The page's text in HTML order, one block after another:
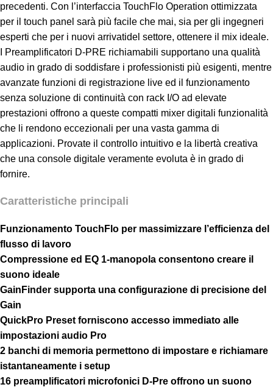
precedenti. Con l’interfaccia TouchFlo Operation ottimizzata
per il touch panel sarà più facile che mai, sia per gli ingegneri
esperti che per i nuovi arrivati​​del settore, ottenere il mix ideale.
I Preamplificatori D-PRE richiamabili supportano una qualità
audio in grado di soddisfare i professionisti più esigenti, mentre
avanzate funzioni di registrazione live ed il funzionamento
senza soluzione di continuità con rack I/O ad elevate
prestazioni offrono a queste compatti mixer digitali funzionalità
che li rendono eccezionali per una vasta gamma di
applicazioni. Provate il controllo intuitivo e la libertà creativa
che una console digitale veramente evoluta è in grado di
fornire.
Caratteristiche principali
Funzionamento TouchFlo per massimizzare l’efficienza del
flusso di lavoro
Compressione ed EQ 1-manopola consentono creare il
suono ideale
GainFinder supporta una configurazione di precisione del
Gain
QuickPro Preset forniscono accesso immediato alle
impostazioni audio Pro
2 banchi di memoria permettono di impostare e richiamare
istantaneamente i setup
16 preamplificatori microfonici D-Pre offrono un suono